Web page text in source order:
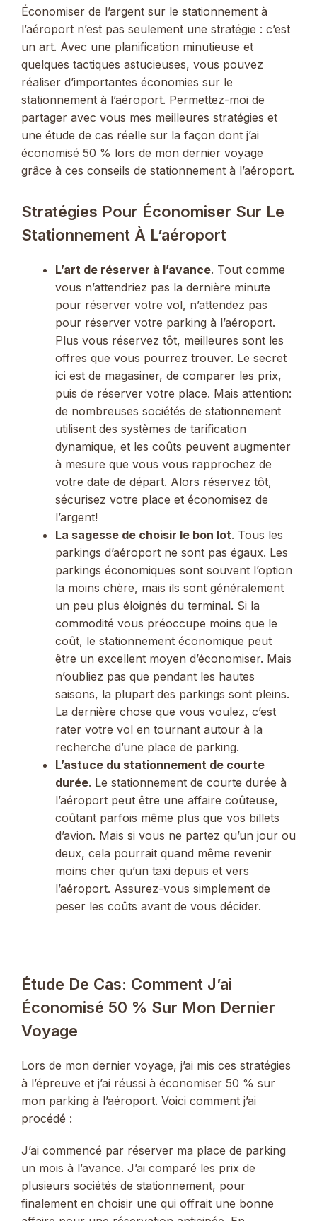
Économiser de l’argent sur le stationnement à
l’aéroport n’est pas seulement une stratégie : c’est
un art. Avec une planification minutieuse et
quelques tactiques astucieuses, vous pouvez
réaliser d’importantes économies sur le
stationnement à l’aéroport. Permettez-moi de
partager avec vous mes meilleures stratégies et
une étude de cas réelle sur la façon dont j’ai
économisé 50 % lors de mon dernier voyage
grâce à ces conseils de stationnement à l’aéroport.
Stratégies Pour Économiser Sur Le
Stationnement À L’aéroport
L’art de réserver à l’avance. Tout comme
vous n’attendriez pas la dernière minute
pour réserver votre vol, n’attendez pas
pour réserver votre parking à l’aéroport.
Plus vous réservez tôt, meilleures sont les
offres que vous pourrez trouver. Le secret
ici est de magasiner, de comparer les prix,
puis de réserver votre place. Mais attention:
de nombreuses sociétés de stationnement
utilisent des systèmes de tarification
dynamique, et les coûts peuvent augmenter
à mesure que vous vous rapprochez de
votre date de départ. Alors réservez tôt,
sécurisez votre place et économisez de
l’argent!
La sagesse de choisir le bon lot. Tous les
parkings d’aéroport ne sont pas égaux. Les
parkings économiques sont souvent l’option
la moins chère, mais ils sont généralement
un peu plus éloignés du terminal. Si la
commodité vous préoccupe moins que le
coût, le stationnement économique peut
être un excellent moyen d’économiser. Mais
n’oubliez pas que pendant les hautes
saisons, la plupart des parkings sont pleins.
La dernière chose que vous voulez, c’est
rater votre vol en tournant autour à la
recherche d’une place de parking.
L’astuce du stationnement de courte
durée. Le stationnement de courte durée à
l’aéroport peut être une affaire coûteuse,
coûtant parfois même plus que vos billets
d’avion. Mais si vous ne partez qu’un jour ou
deux, cela pourrait quand même revenir
moins cher qu’un taxi depuis et vers
l’aéroport. Assurez-vous simplement de
peser les coûts avant de vous décider.
Étude De Cas: Comment J’ai
Économisé 50 % Sur Mon Dernier
Voyage
Lors de mon dernier voyage, j’ai mis ces stratégies
à l’épreuve et j’ai réussi à économiser 50 % sur
mon parking à l’aéroport. Voici comment j’ai
procédé :
J’ai commencé par réserver ma place de parking
un mois à l’avance. J’ai comparé les prix de
plusieurs sociétés de stationnement, pour
finalement en choisir une qui offrait une bonne